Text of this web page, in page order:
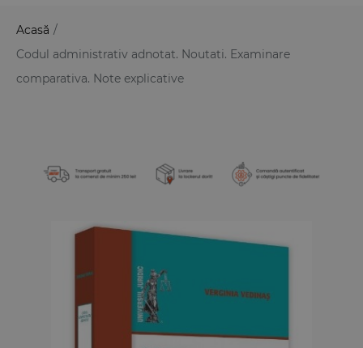
Acasă /
Codul administrativ adnotat. Noutati. Examinare
comparativa. Note explicative